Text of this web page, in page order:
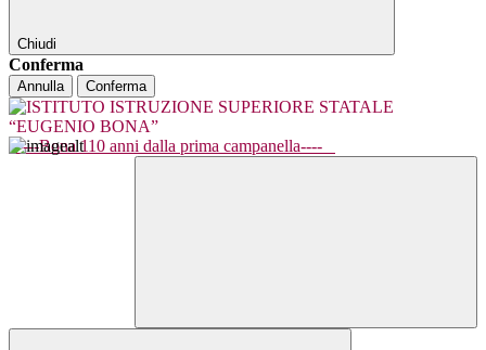
Chiudi
Conferma
Annulla Conferma
----Bona 110 anni dalla prima campanella----